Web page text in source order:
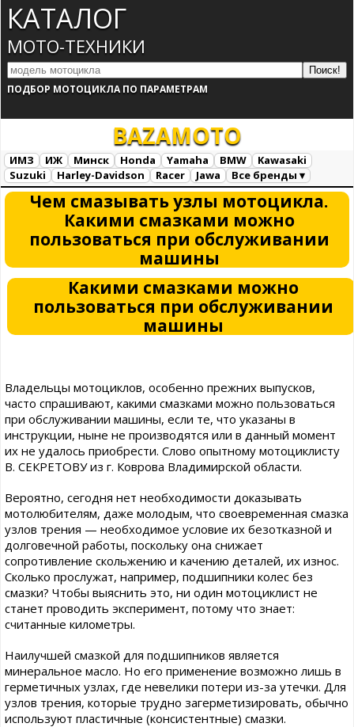
КАТАЛОГ
МОТО-ТЕХНИКИ
ПОДБОР МОТОЦИКЛА ПО ПАРАМЕТРАМ
BAZAMOTO
ИМЗ ИЖ Минск Honda Yamaha BMW
Kawasaki
Suzuki
Harley-Davidson Racer Jawa
Все бренды ▾
Все марки
Загрузка...
Чем смазывать узлы мотоцикла.
Какими смазками можно
пользоваться при обслуживании
машины
Какими смазками можно
пользоваться при обслуживании
машины
Владельцы мотоциклов, особенно прежних выпусков,
часто спрашивают, какими смазками можно пользоваться
при обслуживании машины, если те, что указаны в
инструкции, ныне не производятся или в данный момент
их не удалось приобрести. Слово опытному мотоциклисту
В. СЕКРЕТОВУ из г. Коврова Владимирской области.
Вероятно, сегодня нет необходимости доказывать
мотолюбителям, даже молодым, что своевременная смазка
узлов трения — необходимое условие их безотказной и
долговечной работы, поскольку она снижает
сопротивление скольжению и качению деталей, их износ.
Сколько прослужат, например, подшипники колес без
смазки? Чтобы выяснить это, ни один мотоциклист не
станет проводить эксперимент, потому что знает:
считанные километры.
Наилучшей смазкой для подшипников является
минеральное масло. Но его применение возможно лишь в
герметичных узлах, где невелики потери из-за утечки. Для
узлов трения, которые трудно загерметизировать, обычно
используют пластичные (консистентные) смазки.